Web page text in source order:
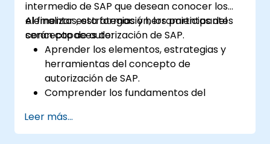
intermedio de SAP que desean conocer los
elementos, estrategias y herramientas del
concepto de autorización de SAP.
Al finalizar esta formación, los participantes
serán capaces de:
Aprender los elementos, estrategias y
herramientas del concepto de
autorización de SAP.
Comprender los fundamentos del
Utilizar el mantenimiento de roles para
crear y asignar autorizaciones.
Leer más...